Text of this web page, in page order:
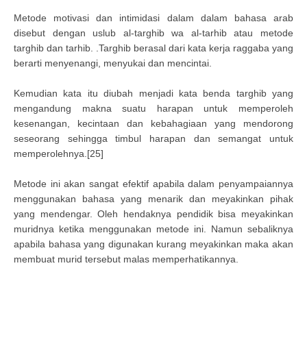
Metode motivasi dan intimidasi dalam dalam bahasa arab
disebut dengan uslub al-targhib wa al-tarhib atau metode
targhib dan tarhib. .Targhib berasal dari kata kerja raggaba yang
berarti menyenangi, menyukai dan mencintai.
Kemudian kata itu diubah menjadi kata benda targhib yang
mengandung makna suatu harapan untuk memperoleh
kesenangan, kecintaan dan kebahagiaan yang mendorong
seseorang sehingga timbul harapan dan semangat untuk
memperolehnya.[25]
Metode ini akan sangat efektif apabila dalam penyampaiannya
menggunakan bahasa yang menarik dan meyakinkan pihak
yang mendengar. Oleh hendaknya pendidik bisa meyakinkan
muridnya ketika menggunakan metode ini. Namun sebaliknya
apabila bahasa yang digunakan kurang meyakinkan maka akan
membuat murid tersebut malas memperhatikannya.